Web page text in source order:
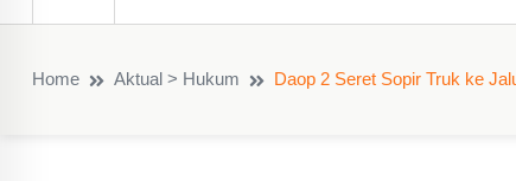
Home Aktual > Hukum Daop 2 Seret Sopir Truk ke